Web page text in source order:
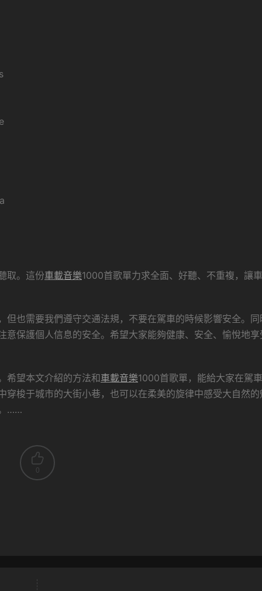
取。這份車載音樂1000首歌單力求全面、好聽、不重複，讓
但也需要我們遵守交通法規，不要在駕車的時候影響安全。同
意保護個人信息的安全。希望大家能夠健康、安全、愉悅地享
希望本文介紹的方法和車載音樂1000首歌單，能給大家在駕
梭于城市的大街小巷，也可以在柔美的旋律中感受大自然的
……
0